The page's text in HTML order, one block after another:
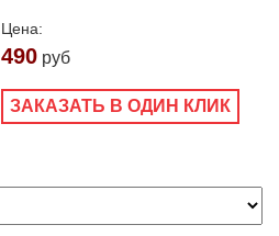
Цена:
490 руб
ЗАКАЗАТЬ В ОДИН КЛИК